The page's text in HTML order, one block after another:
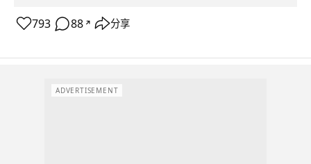
793 88 ↗ 分享
ADVERTISEMENT